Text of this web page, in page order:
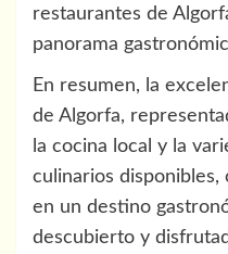
restaurantes de
panorama
En resumen, la
de Algorfa,
la cocina local y la
culinarios disponibles,
en un destino
descubierto y